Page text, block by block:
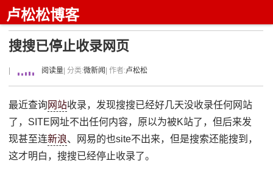
卢松松博客
搜搜已停止收录网页
阅读量 | 分类:微新闻 | 作者:卢松松
最近查询 网站收录，发现搜搜已经好几天没收录任何网站
了，SITE网址不出任何内容，原以为被K站了，但后来发
现甚至连新浪、网易的也site不出来，但是搜索还能搜到，
这才明白，搜搜已经停止收录了。